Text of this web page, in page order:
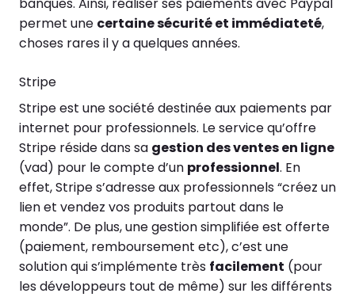
permet une certaine sécurité et immédiateté,
choses rares il y a quelques années.
Stripe
Stripe est une société destinée aux paiements par
internet pour professionnels. Le service qu’offre
Stripe réside dans sa gestion des ventes en ligne
(vad) pour le compte d’un professionnel. En
effet, Stripe s’adresse aux professionnels “créez un
lien et vendez vos produits partout dans le
monde”. De plus, une gestion simplifiée est offerte
(paiement, remboursement etc), c’est une
solution qui s’implémente très facilement (pour
les développeurs tout de même) sur les différents